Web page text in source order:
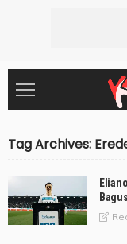
Tag Archives: